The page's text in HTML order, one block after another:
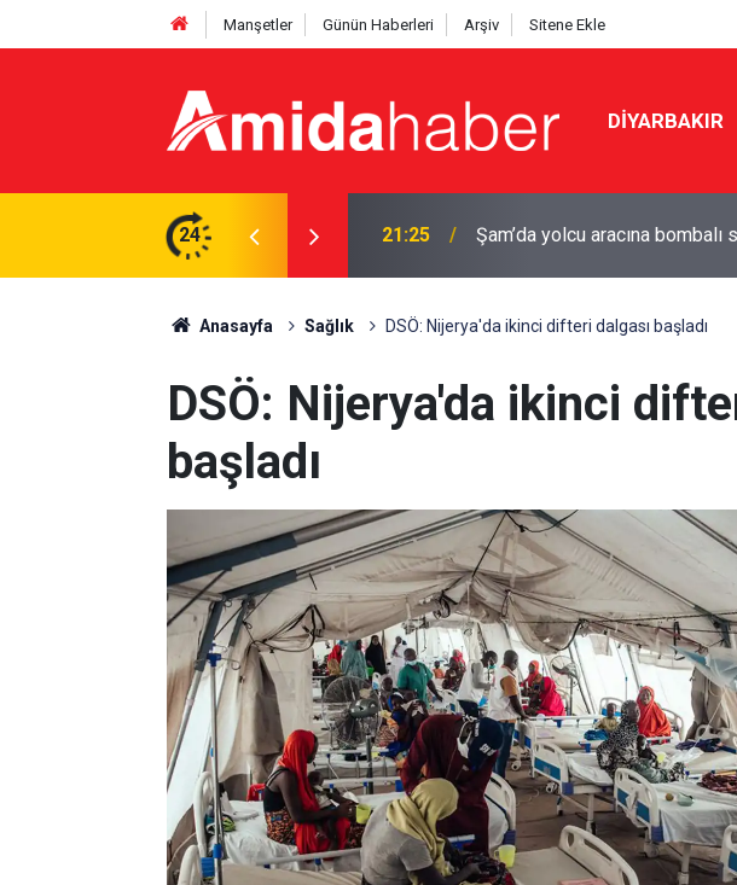
Manşetler Günün Haberleri Arşiv Sitene Ekle
DIYARBAKIR
24
Ölü ve yaralılar var 20:44 Diyarbakır’da sulama
Anasayfa Sağlık DSÖ: Nijerya'da ikinci difteri dalgası başladı
DSÖ: Nijerya'da ikinci
başladı